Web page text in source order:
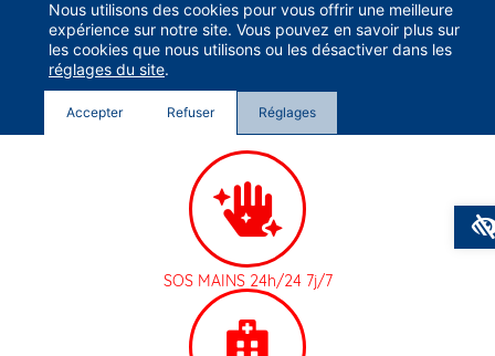
Groupe Vivalto Santé
Entre nous, la vie
SOS MAINS 24h/24 7j/7
Nous utilisons des cookies pour vous offrir une meilleure
expérience sur notre site. Vous pouvez en savoir plus sur
les cookies que nous utilisons ou les désactiver dans les
réglages du site.
Accepter Refuser Réglages